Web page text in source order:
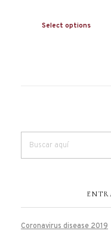
Select options
Coronavirus disease 2019